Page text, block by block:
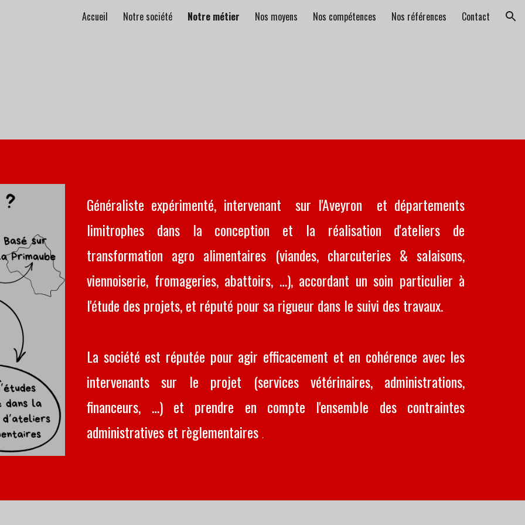
Skip to navigation
Accueil Notre société Notre métier Nos moyens Nos compétences Nos références Contact
Généraliste expérimenté, intervenant sur l'Aveyron et départements
limitrophes dans la conception et la réalisation d'ateliers de
transformation agro alimentaires (viandes, charcuteries & salaisons,
viennoiserie, fromageries, abattoirs, …), accordant un soin particulier à
l'étude des projets, et réputé pour sa rigueur dans le suivi des travaux.
La société est réputée pour agir efficacement et en cohérence avec les
intervenants sur le projet (services vétérinaires, administrations,
financeurs, …) et prendre en compte l'ensemble des contraintes
administratives et règlementaires .